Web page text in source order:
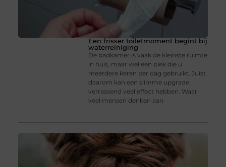
Een frisser toiletmoment begint bij
waterreiniging
De badkamer is vaak de kleinste ruimte
in huis, maar wel een plek die u
meerdere keren per dag gebruikt. Juist
daarom kan een slimme upgrade
verrassend veel effect hebben. Waar
veel mensen denken aan